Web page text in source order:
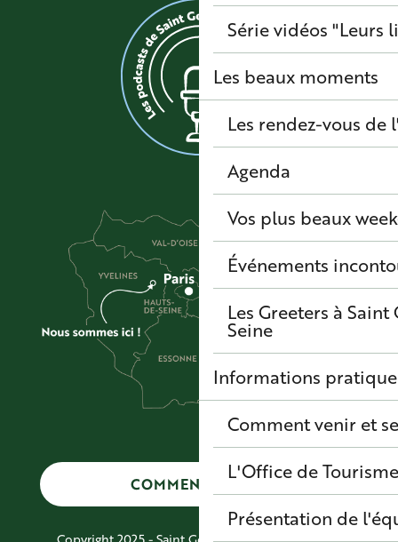
Série vidéos "Leurs
Les beaux moments
Les rendez-vous de
Agenda
Vos plus beaux
Événements
Les Greeters à
Seine
Informations
Comment venir et
L'Office de
Présentation de
COMMENT VENIR ?
Copyright 2025 - Saint Germain Boucles de Seine